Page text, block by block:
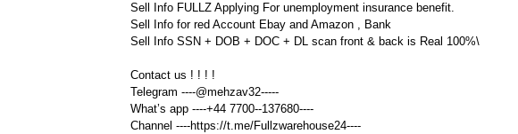
Sell Info FULLZ Applying For unemployment insurance benefit.
Sell Info for red Account Ebay and Amazon , Bank
Sell Info SSN + DOB + DOC + DL scan front & back is Real 100%\
Contact us ! ! ! !
Telegram ----@mehzav32-----
What’s app ----+44 7700--137680----
Channel ----https://t.me/Fullzwarehouse24----